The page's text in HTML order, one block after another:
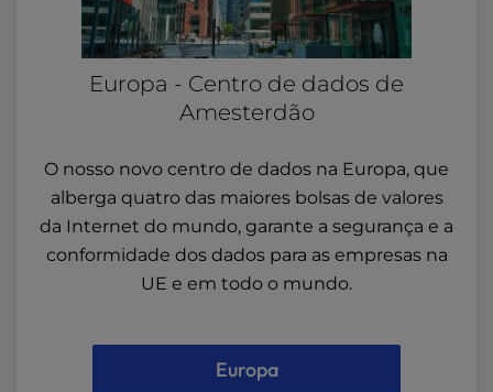
Europa - Centro de dados de
Amesterdão
O nosso novo centro de dados na Europa, que
alberga quatro das maiores bolsas de valores
da Internet do mundo, garante a segurança e a
conformidade dos dados para as empresas na
UE e em todo o mundo.
Europa